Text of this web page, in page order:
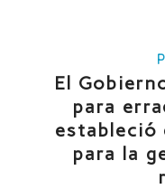
El
para
estableció
para la